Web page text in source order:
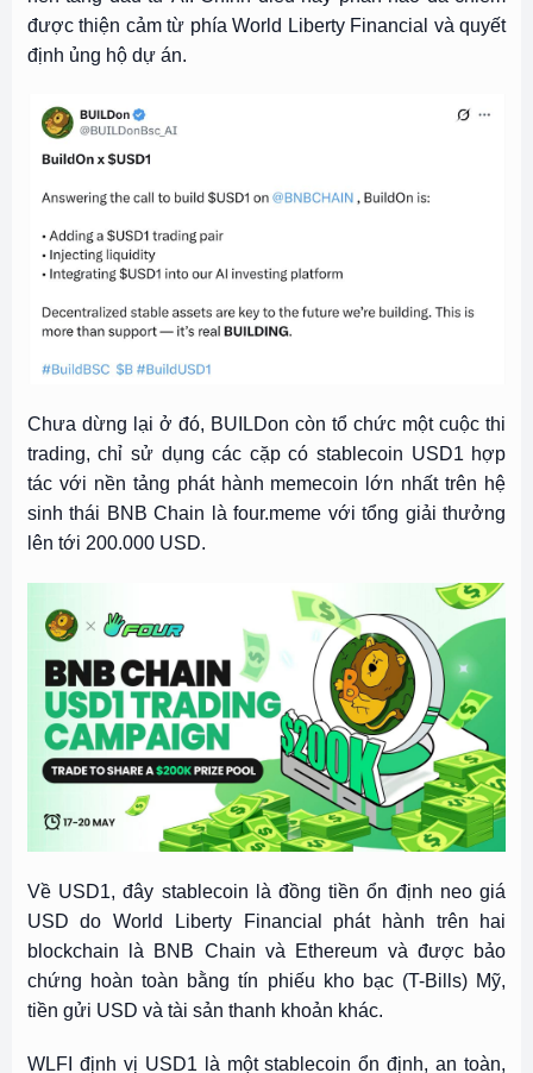
được thiện cảm từ phía World Liberty Financial và quyết
định ủng hộ dự án.
Chưa dừng lại ở đó, BUILDon còn tổ chức một cuộc thi
trading, chỉ sử dụng các cặp có stablecoin USD1 hợp
tác với nền tảng phát hành memecoin lớn nhất trên hệ
sinh thái BNB Chain là four.meme với tổng giải thưởng
lên tới 200.000 USD.
Về USD1, đây stablecoin là đồng tiền ổn định neo giá
USD do World Liberty Financial phát hành trên hai
blockchain là BNB Chain và Ethereum và được bảo
chứng hoàn toàn bằng tín phiếu kho bạc (T-Bills) Mỹ,
tiền gửi USD và tài sản thanh khoản khác.
WLFI định vị USD1 là một stablecoin ổn định, an toàn,